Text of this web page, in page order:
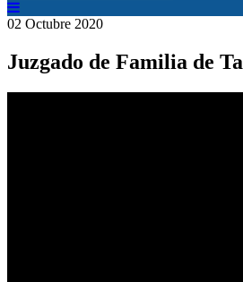
02 Octubre 2020
Juzgado de Familia de